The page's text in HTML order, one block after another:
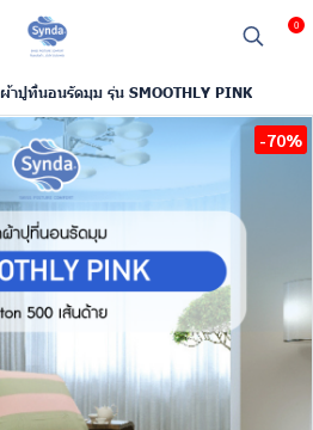
0
ผ้าปูที่นอนรัดมุม รุ่น SMOOTHLY PINK
-70%